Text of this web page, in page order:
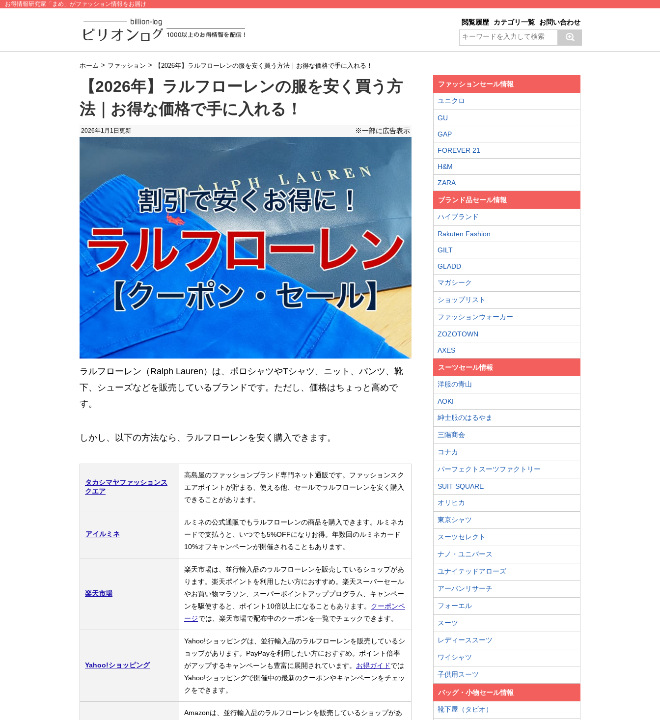
お得情報研究家「まめ」がファッション情報をお届け
閲覧履歴 カテゴリ一覧 お問い合わせ
ホーム > ファッション > 【2026年】ラルフローレンの服を安く買う方法｜お得な価格で手に入れる！
【2026年】ラルフローレンの服を安く買う方
法｜お得な価格で手に入れる！
2026年1月1日 更新 ※一部に広告表示
ラルフローレン（Ralph Lauren）は、ポロシャツやTシャツ、ニット、パンツ、靴
下、シューズなどを販売しているブランドです。ただし、価格はちょっと高めで
す。
しかし、以下の方法なら、ラルフローレンを安く購入できます。
タカシマヤファッションス
クエア
高島屋のファッションブランド専門ネット通販です。ファッションスク
エアポイントが貯まる、使える他、セールでラルフローレンを安く購入
できることがあります。
アイルミネ
ルミネの公式通販でもラルフローレンの商品を購入できます。ルミネカ
ードで支払うと、いつでも5%OFFになりお得。年数回のルミネカード
10%オフキャンペーンが開催されることもあります。
楽天市場
楽天市場は、並行輸入品のラルフローレンを販売しているショップがあ
ります。楽天ポイントを利用したい方におすすめ。楽天スーパーセール
やお買い物マラソン、スーパーポイントアッププログラム、キャンペー
ンを駆使すると、ポイント10倍以上になることもあります。 クーポンペ
ージでは、楽天市場で配布中のクーポンを一覧でチェックできます。
Yahoo!ショッピング
Yahoo!ショッピングは、並行輸入品のラルフローレンを販売しているシ
ョップがあります。PayPayを利用したい方におすすめ。ポイント倍率
がアップするキャンペーンも豊富に展開されています。 お得ガイドでは
Yahoo!ショッピングで開催中の最新のクーポンやキャンペーンをチェッ
クをできます。
Amazonは、並行輸入品のラルフローレンを販売しているショップがあ
ファッションセール情報
ユニクロ
GU
GAP
FOREVER 21
H&M
ZARA
ブランド品セール情報
ハイブランド
Rakuten Fashion
GILT
GLADD
マガシーク
ショップリスト
ファッションウォーカー
ZOZOTOWN
AXES
スーツセール情報
洋服の青山
AOKI
紳士服のはるやま
三陽商会
コナカ
パーフェクトスーツファクトリー
SUIT SQUARE
オリヒカ
東京シャツ
スーツセレクト
ナノ・ユニバース
ユナイテッドアローズ
アーバンリサーチ
フォーエル
スーツ
レディーススーツ
ワイシャツ
子供用スーツ
バッグ・小物セール情報
靴下屋（タビオ）